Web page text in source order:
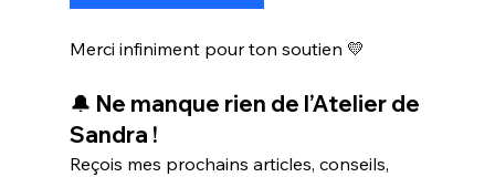
Merci infiniment pour ton soutien 💛
🔔 Ne manque rien de l’Atelier de
Sandra !
Reçois mes prochains articles, conseils,